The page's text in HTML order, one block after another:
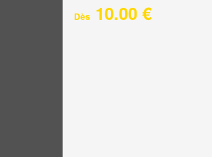
Dès 10.00 €